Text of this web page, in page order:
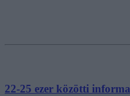
22-25 ezer közötti